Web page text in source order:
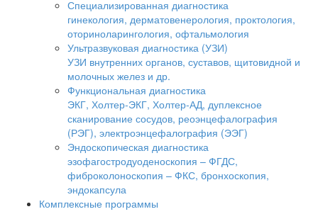
Специализированная диагностика
гинекология, дерматовенерология, проктология,
оториноларингология, офтальмология
Ультразвуковая диагностика (УЗИ)
УЗИ внутренних органов, суставов, щитовидной и
молочных желез и др.
Функциональная диагностика
ЭКГ, Холтер-ЭКГ, Холтер-АД, дуплексное
сканирование сосудов, реоэнцефалография
(РЭГ), электроэнцефалография (ЭЭГ)
Эндоскопическая диагностика
эзофагостродуоденоскопия – ФГДС,
фиброколоноскопия – ФКС, бронхоскопия,
эндокапсула
Комплексные программы